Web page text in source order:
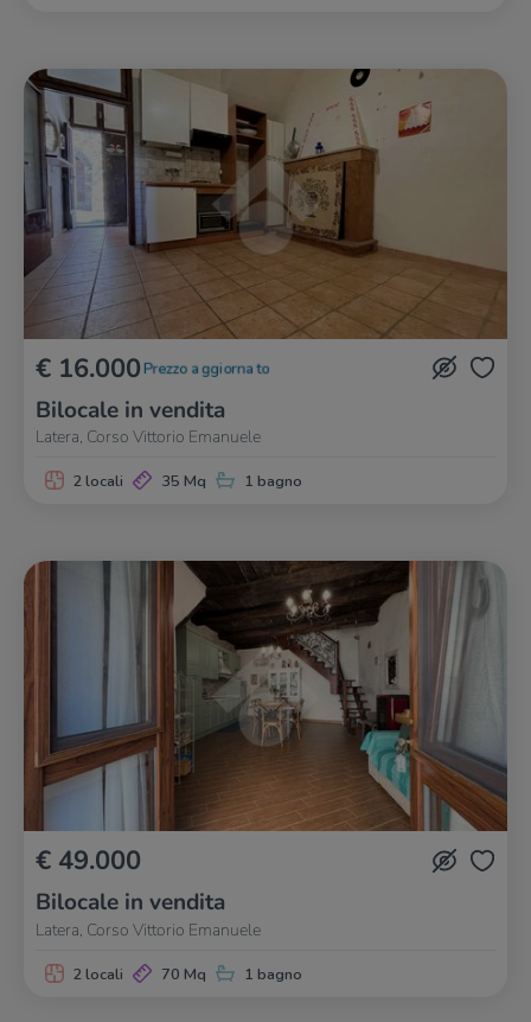
€ 16.000 Prezzo aggiornato
Bilocale in vendita
Latera, Corso Vittorio Emanuele
2 locali 35 Mq 1 bagno
€ 49.000
Bilocale in vendita
Latera, Corso Vittorio Emanuele
2 locali 70 Mq 1 bagno